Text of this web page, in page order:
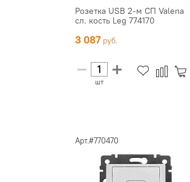
Розетка USB 2-м СП Valena
сл. кость Leg 774170
3 087
шт
Арт.#770470